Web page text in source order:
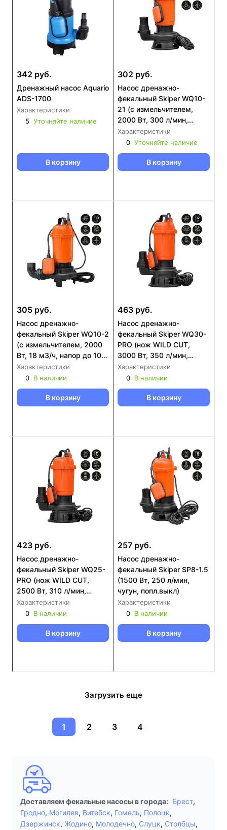
342 руб.
Дренажный насос Aquario
ADS-1700
Характеристики
5 Уточняйте наличие
В корзину
302 руб.
Насос дренажнo-
фекальный Skiper WQ10-
21 (с измельчителем,
2000 Вт, 300 л/мин,
чугун, попл.выкл)
Характеристики
0 Уточняйте наличие
В корзину
305 руб.
Насос дренажнo-
фекальный Skiper WQ10-2
(с измельчителем, 2000
Вт, 18 м3/ч, напор до 10
м, попл.выкл)
Характеристики
0 В наличии
В корзину
463 руб.
Насос дренажнo-
фекальный Skiper WQ30-
PRO (нож WILD CUT,
3000 Вт, 350 л/мин,
чугун, попл.выкл)
Характеристики
0 В наличии
В корзину
423 руб.
Насос дренажнo-
фекальный Skiper WQ25-
PRO (нож WILD CUT,
2500 Вт, 310 л/мин,
чугун, попл.выкл)
Характеристики
0 В наличии
В корзину
257 руб.
Насос дренажнo-
фекальный Skiper SP8-1.5
(1500 Вт, 250 л/мин,
чугун, попл.выкл)
Характеристики
0 В наличии
В корзину
Загрузить еще
1 2 3 4
Доставляем фекальные насосы в города: Брест,
Гродно, Могилев, Витебск, Гомель, Полоцк,
Дзержинск, Жодино, Молодечно, Слуцк, Столбцы,